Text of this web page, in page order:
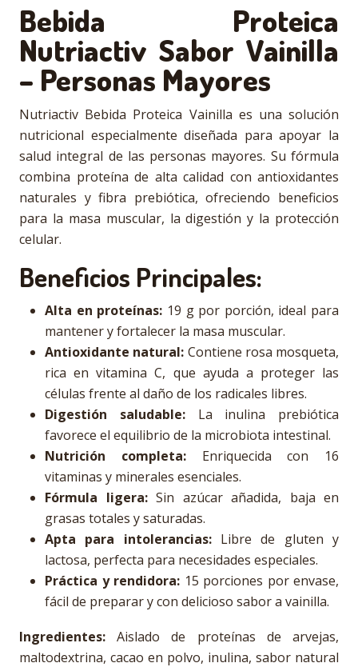
Bebida Proteica
Nutriactiv Sabor Vainilla
– Personas Mayores
Nutriactiv Bebida Proteica Vainilla es una solución
nutricional especialmente diseñada para apoyar la
salud integral de las personas mayores. Su fórmula
combina proteína de alta calidad con antioxidantes
naturales y fibra prebiótica, ofreciendo beneficios
para la masa muscular, la digestión y la protección
celular.
Beneficios Principales:
Alta en proteínas: 19 g por porción, ideal para
mantener y fortalecer la masa muscular.
Antioxidante natural: Contiene rosa mosqueta,
rica en vitamina C, que ayuda a proteger las
células frente al daño de los radicales libres.
Digestión saludable:La inulina prebiótica
favorece el equilibrio de la microbiota intestinal.
Nutrición completa:Enriquecida con 16
vitaminas y minerales esenciales.
Fórmula ligera:Sin azúcar añadida, baja en
grasas totales y saturadas.
Apta para intolerancias:Libre de gluten y
lactosa, perfecta para necesidades especiales.
Práctica y rendidora: 15 porciones por envase,
fácil de preparar y con delicioso sabor a vainilla.
Ingredientes: Aislado de proteínas de arvejas,
maltodextrina, cacao en polvo, inulina, sabor natural